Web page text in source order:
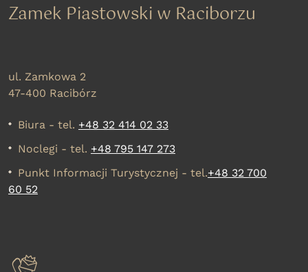
Zamek Piastowski w Raciborzu
ul. Zamkowa 2
47-400 Racibórz
Biura - tel. +48 32 414 02 33
Noclegi - tel. +48 795 147 273
Punkt Informacji Turystycznej - tel.+48 32 700
60 52